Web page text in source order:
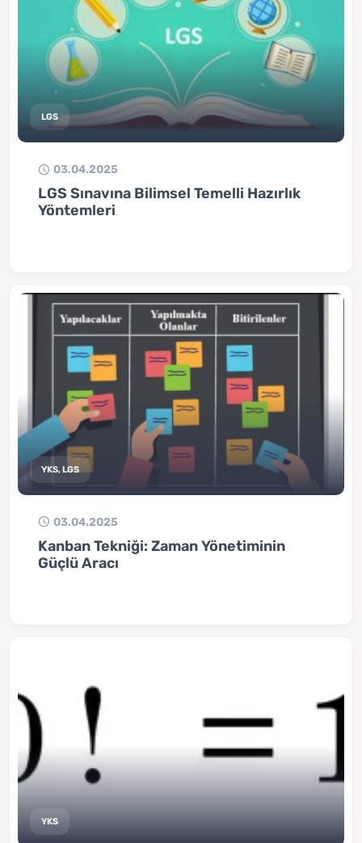
LGS
03.04.2025
LGS Sınavına Bilimsel Temelli Hazırlık
Yöntemleri
YKS, LGS
03.04.2025
Kanban Tekniği: Zaman Yönetiminin
Güçlü Aracı
YKS